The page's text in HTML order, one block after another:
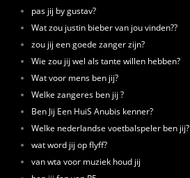
pas jij by gustav?
Wat zou justin bieber van jou vinden??
zou jij een goede zanger zijn?
Wie zou jij wel als tante willen hebben?
Wat voor mens ben jij?
Welke zangeres ben jij ?
Ben Jij Een HuiS Anubis kenner?
Welke nederlandse voetbalspeler ben jij?
wat word jij op flyff?
van wta voor muziek houd jij